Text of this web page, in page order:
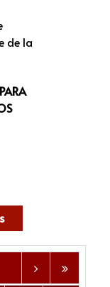
de la